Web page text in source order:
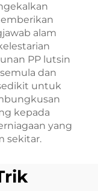
alam
PP lutsin
dan
untuk
kepada
yang
sekitar.